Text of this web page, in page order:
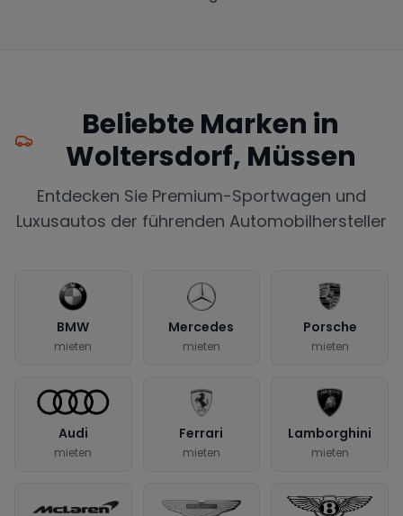
Beliebte Marken in
Woltersdorf, Müssen
Entdecken Sie Premium-Sportwagen und
Luxusautos der führenden Automobilhersteller
BMW
mieten
Mercedes
mieten
Porsche
mieten
Audi
mieten
Ferrari
mieten
Lamborghini
mieten